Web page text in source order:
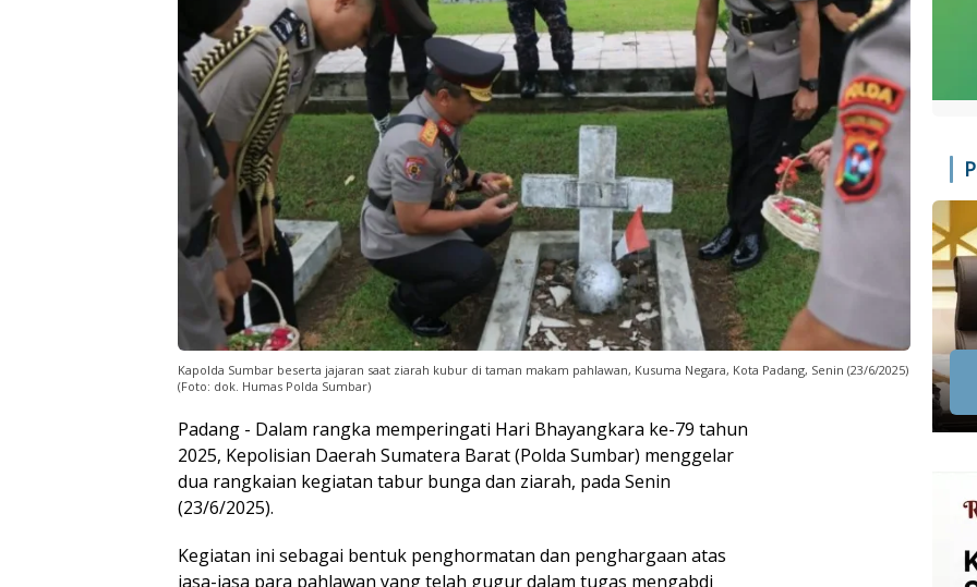
Kapolda Sumbar beserta jajaran saat ziarah kubur di taman makam pahlawan, Kusuma Negara, Kota Padang, Senin (23/6/2025)
(Foto: dok. Humas Polda Sumbar)
Padang - Dalam rangka memperingati Hari Bhayangkara ke-79 tahun
2025, Kepolisian Daerah Sumatera Barat (Polda Sumbar) menggelar
dua rangkaian kegiatan tabur bunga dan ziarah, pada Senin
(23/6/2025).
Kegiatan ini sebagai bentuk penghormatan dan penghargaan atas
jasa-jasa para pahlawan yang telah gugur dalam tugas mengabdi